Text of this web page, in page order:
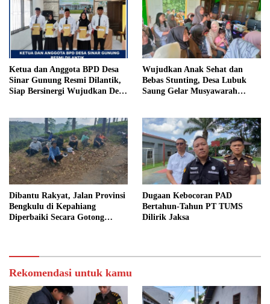
Ketua dan Anggota BPD Desa
Sinar Gunung Resmi Dilantik,
Siap Bersinergi Wujudkan Desa
Wujudkan Anak Sehat dan
Bebas Stunting, Desa Lubuk
Saung Gelar Musyawarah
Dibantu Rakyat, Jalan Provinsi
Bengkulu di Kepahiang
Diperbaiki Secara Gotong
Dugaan Kebocoran PAD
Bertahun-Tahun PT TUMS
Dilirik Jaksa
Rekomendasi untuk kamu